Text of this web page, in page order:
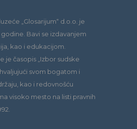
„Glosarijum“ d.o.o. je
godine. Bavi se izdavanjem
kao i edukacijom.
je časopis „Izbor sudske
svom bogatom i
kao i redovnošću
visoko mesto na listi pravnih